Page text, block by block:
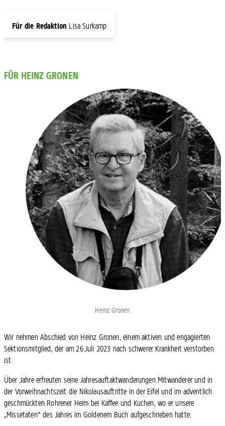
Für die Redaktion Lisa Surkamp
FÜR HEINZ GRONEN
Heinz Gronen
Wir nehmen Abschied von Heinz Gronen, einem aktiven und engagierten
Sektionsmitglied, der am 26.Juli 2023 nach schwerer Krankheit verstorben
ist.
Über Jahre erfreuten seine Jahresauftaktwanderungen Mitwanderer und in
der Vorweihnachtszeit die Nikolausauftritte in der Eifel und im adventlich
geschmückten Rohrener Heim bei Kaffee und Kuchen, wo er unsere
„Missetaten" des Jahres im Goldenem Buch aufgeschrieben hatte.